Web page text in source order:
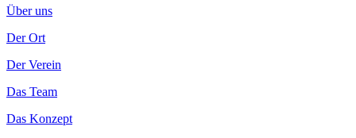
Über uns
Der Ort
Der Verein
Das Team
Das Konzept